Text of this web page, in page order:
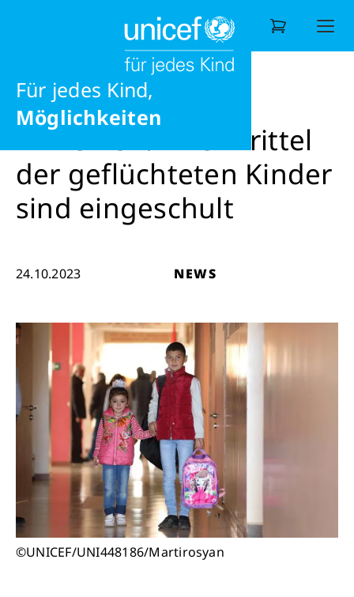
Für jedes Kind,
Ernährung
Möglichkeiten
Wonach suchen Sie?
Armenien: Zwei Drittel der
Armenien: Zwei Drittel
der geflüchteten Kinder
sind eingeschult
24.10.2023 NEWS
©UNICEF/UNI448186/Martirosyan